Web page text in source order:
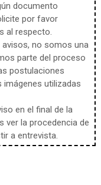
documento
por favor
al respecto.
no somos una
parte del proceso
postulaciones
imágenes utilizadas
en el final de la
ver la procedencia de
a entrevista.